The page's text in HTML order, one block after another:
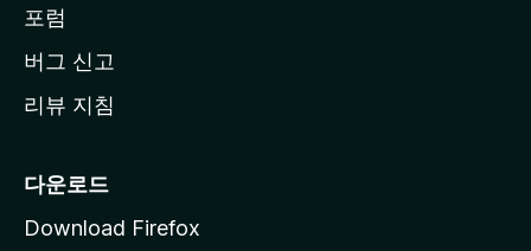
동
포럼
버그 신고
리뷰 지침
다운로드
Download Firefox